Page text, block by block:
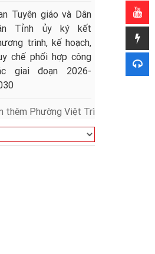
Tuyên giáo và Dân
Tỉnh ủy ký kết
trình, kế hoạch,
chế phối hợp công
giai đoạn 2026-
thêm Phường Việt Trì